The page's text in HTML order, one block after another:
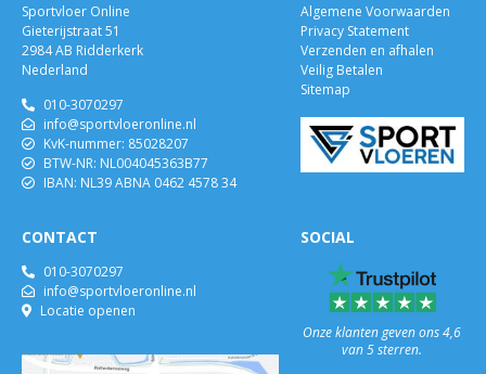
Sportvloer Online
Gieterijstraat 51
2984 AB Ridderkerk
Nederland
010-3070297
info@sportvloeronline.nl
KvK-nummer: 85028207
BTW-NR: NL004045363B77
IBAN: NL39 ABNA 0462 4578 34
Algemene Voorwaarden
Privacy Statement
Verzenden en afhalen
Veilig Betalen
Sitemap
CONTACT
010-3070297
info@sportvloeronline.nl
Locatie openen
SOCIAL
Onze klanten geven ons 4,6
van 5 sterren.